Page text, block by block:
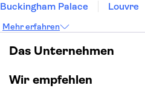
Buckingham Palace
Louvre
Moulin Rouge
Burj Khalifa
London Eye
Elbphilharmonie
Mehr erfahren
Das Unternehmen
Wir empfehlen